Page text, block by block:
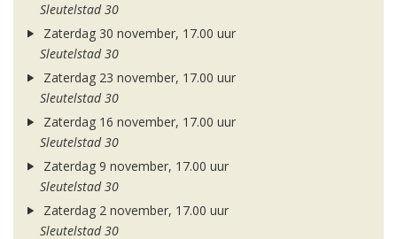
Sleutelstad 30
Zaterdag 30 november, 17.00 uur
Sleutelstad 30
Zaterdag 23 november, 17.00 uur
Sleutelstad 30
Zaterdag 16 november, 17.00 uur
Sleutelstad 30
Zaterdag 9 november, 17.00 uur
Sleutelstad 30
Zaterdag 2 november, 17.00 uur
Sleutelstad 30